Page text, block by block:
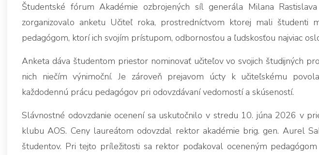
Študentské fórum Akadémie ozbrojených síl generála Milana
zorganizovalo anketu Učiteľ roka, prostredníctvom ktorej mali študenti
pedagógom, ktorí ich svojím prístupom, odbornosťou a ľudskosťou najviac
Anketa dáva študentom priestor nominovať učiteľov vo svojich študijných
nich niečím výnimoční. Je zároveň prejavom úcty k učiteľskému
každodennú prácu pedagógov pri odovzdávaní vedomostí a skúseností.
Slávnostné odovzdanie ocenení sa uskutočnilo v stredu 10. júna 2026 v
klubu AOS. Ceny laureátom odovzdal rektor akadémie brig. gen. Aurel
študentov. Pri tejto príležitosti sa rektor poďakoval oceneným pedagógom